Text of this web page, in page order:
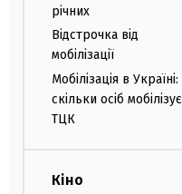
річних
Відстрочка від
мобілізації
Мобілізація в Україні:
скільки осіб мобілізує
ТЦК
Кіно